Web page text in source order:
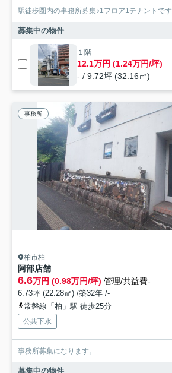
駅徒歩圏内の事務所募集♪1フロア1テナントです
募集中の物件
１階
12.1万円 (1.24万円/坪)
- / 9.72坪 (32.16㎡)
事務所
柏市柏
阿部店舗
6.6万円 (0.98万円/坪) 管理/共益費-
6.73坪 (22.28㎡) /築32年 /-
常磐線「柏」駅 徒歩25分
公共下水
事務所募集になります。
募集中の物件